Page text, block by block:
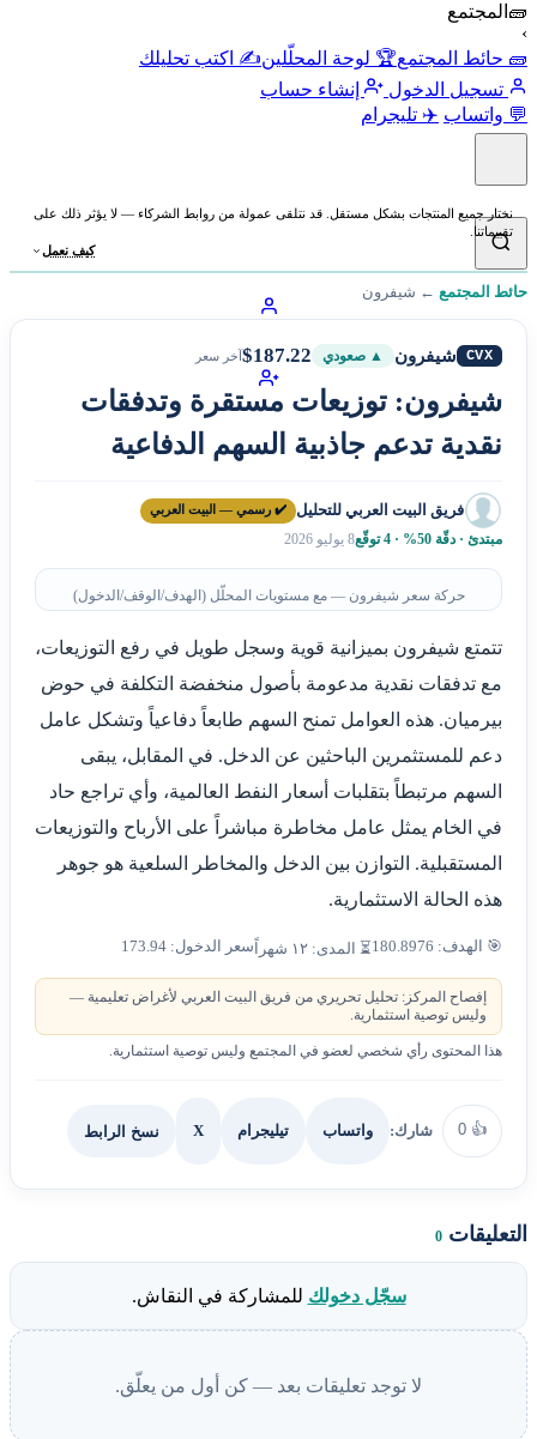
🧱 المجتمع
›
🧱 حائط المجتمع🏆 لوحة المحلّلين✍️ اكتب تحليلك
تسجيل الدخول
إنشاء حساب
💬 واتساب ✈️ تليجرام
نختار جميع المنتجات بشكل مستقل. قد نتلقى عمولة من روابط الشركاء — لا يؤثر ذلك على
تقييماتنا.
كيف نعمل
حائط المجتمع ← شيفرون
CVX شيفرون ▲ صعودي $187.22آخر سعر
شيفرون: توزيعات مستقرة وتدفقات
نقدية تدعم جاذبية السهم الدفاعية
فريق البيت العربي للتحليل ✔️ رسمي — البيت العربي
مبتدئ · دقّة 50% · 4 توقّع 8 يوليو 2026
حركة سعر شيفرون — مع مستويات المحلّل (الهدف/الوقف/الدخول)
تتمتع شيفرون بميزانية قوية وسجل طويل في رفع التوزيعات،
مع تدفقات نقدية مدعومة بأصول منخفضة التكلفة في حوض
بيرميان. هذه العوامل تمنح السهم طابعاً دفاعياً وتشكل عامل
دعم للمستثمرين الباحثين عن الدخل. في المقابل، يبقى
السهم مرتبطاً بتقلبات أسعار النفط العالمية، وأي تراجع حاد
في الخام يمثل عامل مخاطرة مباشراً على الأرباح والتوزيعات
المستقبلية. التوازن بين الدخل والمخاطر السلعية هو جوهر
هذه الحالة الاستثمارية.
🎯 الهدف: 180.8976 ⏳ المدى: ١٢ شهراً سعر الدخول: 173.94
إفصاح المركز: تحليل تحريري من فريق البيت العربي لأغراض تعليمية —
وليس توصية استثمارية.
هذا المحتوى رأي شخصي لعضو في المجتمع وليس توصية استثمارية.
👍
0 شارك: واتساب تيليجرام X نسخ الرابط
التعليقات 0
سجّل دخولك للمشاركة في النقاش.
لا توجد تعليقات بعد — كن أول من يعلّق.